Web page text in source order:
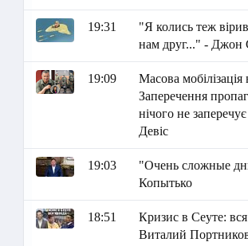
19:31
"Я колись теж
нам друг..." - Джон
19:09
Масова мобілізація
Заперечення
нічого не
Девіс
19:03
"Очень сложные
Копытько
18:51
Кризис в Сеуте:
Виталий